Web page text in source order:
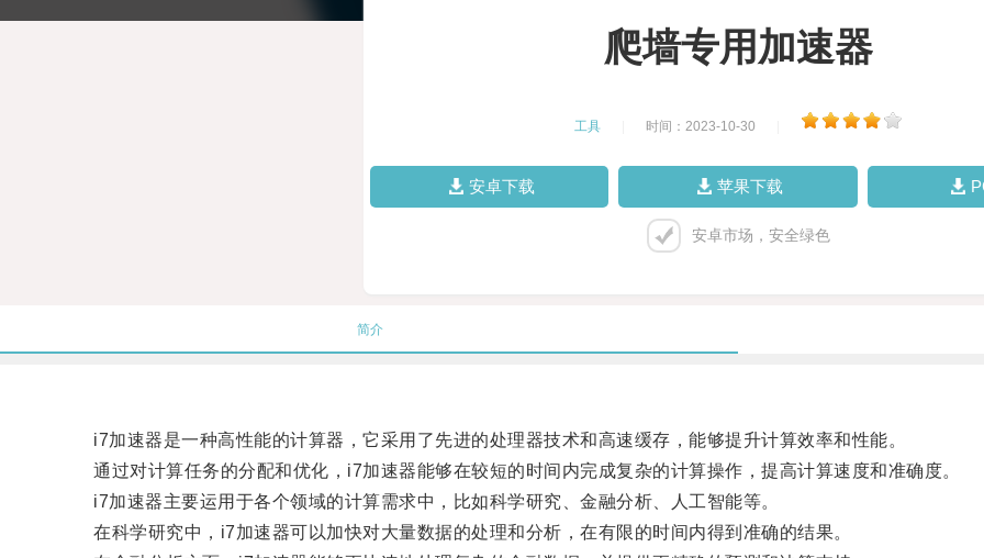
爬墙专用加速器
工具 时间：2023-10-30
安卓下载 苹果下载
安卓市场，安全绿色
简介
i7加速器是一种高性能的计算器，它采用了先进的处理器技术和高速缓存，能够提升计算效率和性能。
通过对计算任务的分配和优化，i7加速器能够在较短的时间内完成复杂的计算操作，提高计算速度和准确度。
i7加速器主要运用于各个领域的计算需求中，比如科学研究、金融分析、人工智能等。
在科学研究中，i7加速器可以加快对大量数据的处理和分析，在有限的时间内得到准确的结果。